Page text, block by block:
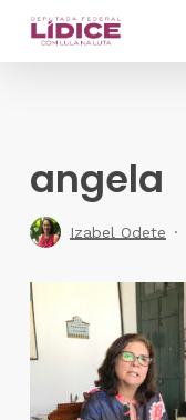
Skip
angela
Izabel Odete